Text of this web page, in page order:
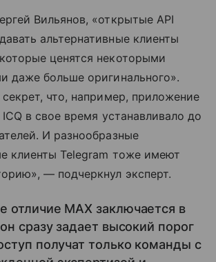
Вильянов, «открытые API
альтернативные клиенты
ценятся некоторыми
даже больше оригинального».
что, например, приложение
в свое время устанавливало до
И разнообразные
клиенты Telegram тоже имеют
— подчеркнул эксперт.
отличие MAX заключается в
сразу задает высокий порог
получат только команды с